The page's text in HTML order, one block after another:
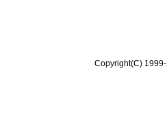
Copyright(C)